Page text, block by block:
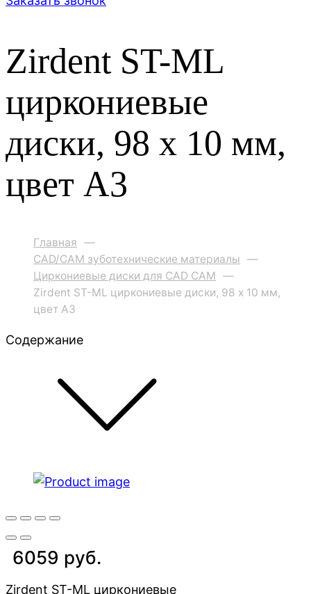
Zirdent ST-ML
циркониевые
диски, 98 х 10 мм,
цвет A3
Главная —
CAD/CAM зуботехнические материалы —
Циркониевые диски для CAD CAM —
Zirdent ST-ML циркониевые диски, 98 х 10 мм,
цвет A3
Содержание
6059 руб.
Zirdent ST-ML циркониевые